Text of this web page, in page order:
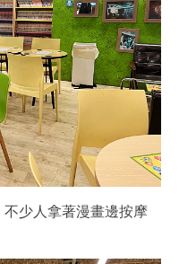
少人拿著漫畫邊按摩